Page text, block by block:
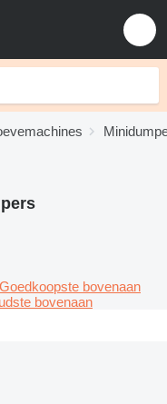
Goedkoopste bovenaan
bovenaan